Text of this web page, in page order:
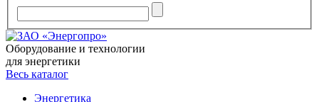
Оборудование и технологии
для энергетики
Весь каталог
Энергетика